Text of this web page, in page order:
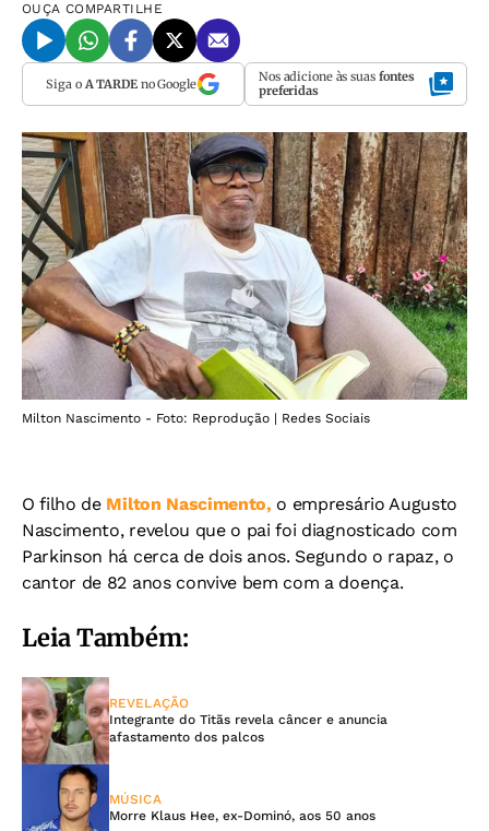
OUÇA COMPARTILHE
Siga o A TARDEno Google Nos adicione às suas fontes
preferidas
Milton Nascimento - Foto: Reprodução | Redes Sociais
O filho de Milton Nascimento, o empresário Augusto
Nascimento, revelou que o pai foi diagnosticado com
Parkinson há cerca de dois anos. Segundo o rapaz, o
cantor de 82 anos convive bem com a doença.
Leia Também:
REVELAÇÃO
Integrante do Titãs revela câncer e anuncia
afastamento dos palcos
MÚSICA
Morre Klaus Hee, ex-Dominó, aos 50 anos